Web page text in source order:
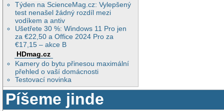
Týden na ScienceMag.cz: Vylepšený
test nenašel žádný rozdíl mezi
vodíkem a antiv
Ušetřete 30 %: Windows 11 Pro jen
za €22,50 a Office 2024 Pro za
€17,15 – akce B
HDmag.cz
Kamery do bytu přinesou maximální
přehled o vaší domácnosti
Testovací novinka
Píšeme jinde